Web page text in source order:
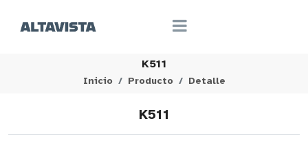
K511
Inicio Producto Detalle
K511